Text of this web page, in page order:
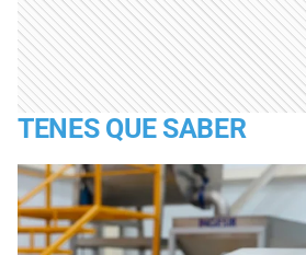
TENES QUE SABER